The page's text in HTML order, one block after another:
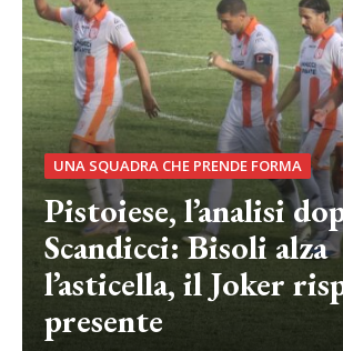
UNA SQUADRA CHE PRENDE FORMA
Pistoiese, l’analisi
Scandicci: Bisoli alza
l’asticella, il Joker
presente